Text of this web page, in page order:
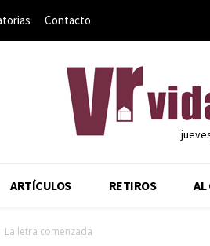
Contacto
ARTÍCULOS RETIROS AL
La letra comenzada